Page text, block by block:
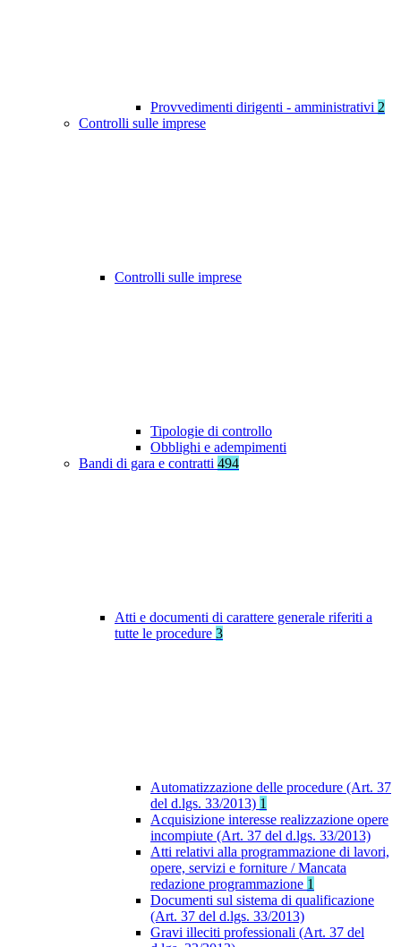
Provvedimenti dirigenti - amministrativi 2
Controlli sulle imprese
Controlli sulle imprese
Tipologie di controllo
Obblighi e adempimenti
Bandi di gara e contratti 494
Atti e documenti di carattere generale riferiti a
tutte le procedure 3
Automatizzazione delle procedure (Art. 37
del d.lgs. 33/2013) 1
Acquisizione interesse realizzazione opere
incompiute (Art. 37 del d.lgs. 33/2013)
Atti relativi alla programmazione di lavori,
opere, servizi e forniture / Mancata
redazione programmazione 1
Documenti sul sistema di qualificazione
(Art. 37 del d.lgs. 33/2013)
Gravi illeciti professionali (Art. 37 del